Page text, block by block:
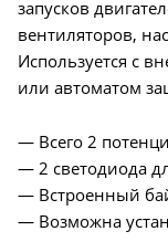
запусков
вентиляторов,
Используется с
или автоматом
— Всего 2
— 2 светодиода
— Встроенный
— Возможна